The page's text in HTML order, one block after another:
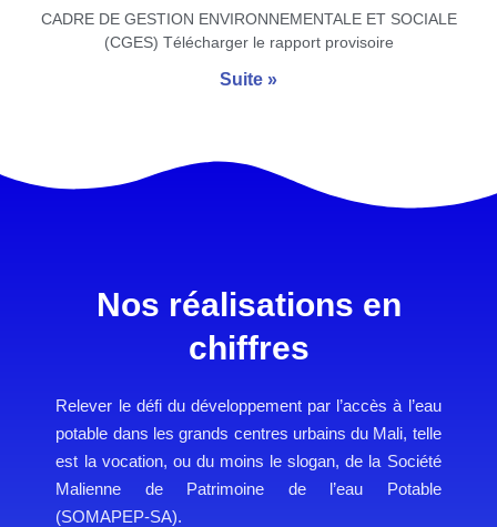
CADRE DE GESTION ENVIRONNEMENTALE ET SOCIALE
(CGES) Télécharger le rapport provisoire
Suite »
Nos réalisations en
chiffres
Relever le défi du développement par l’accès à l’eau
potable dans les grands centres urbains du Mali, telle
est la vocation, ou du moins le slogan, de la Société
Malienne de Patrimoine de l’eau Potable
(SOMAPEP-SA).